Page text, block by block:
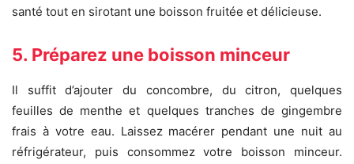
santé tout en sirotant une boisson fruitée et délicieuse.
5. Préparez une boisson minceur
Il suffit d’ajouter du concombre, du citron, quelques
feuilles de menthe et quelques tranches de gingembre
frais à votre eau. Laissez macérer pendant une nuit au
réfrigérateur, puis consommez votre boisson minceur.